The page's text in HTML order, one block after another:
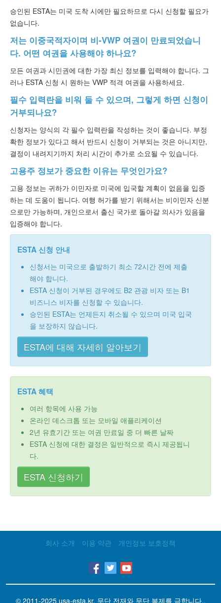
승인된 ESTA는 미국 도착 시에만 필요하므로 다시 신청할 필요가
없습니다.
저는 이중국적자이며 비-VWP 여권이 만료되었습니
다. 어떤 여권을 사용해야 하나요?
모든 여권과 시민권에 대한 가장 최신 정보를 입력해야 합니다. 그
러나 ESTA 신청 시 원하는 VWP 적격 여권을 사용하세요.
필수 입력란을 비워 둘 수 있으며, 그렇게 하면 신청이
거부되나요?
신청자는 양식의 각 필수 입력란을 작성하는 것이 좋습니다. 부정
확한 정보가 있다고 해서 반드시 신청이 거부되는 것은 아니지만,
결정이 내려지기까지 처리 시간이 추가로 소요될 수 있습니다.
고용주 정보가 중요한 이유는 무엇인가요?
고용 정보는 귀하가 이민자로 미국에 입국할 계획이 없음을 입증
하는 데 도움이 됩니다. 여행 허가를 받기 위해서는 비이민자 신분
으로만 가능하며, 개인으로서 출신 국가로 돌아갈 의사가 있음을
입증해야 합니다.
ESTA 신청 안내
신청서는 미국으로 출발하기 최소 72시간 전에 제출
해야 합니다.
ESTA 신청이 거부된 경우에도 B2 관광 비자 또는 B1
비즈니스 비자를 신청할 수 있습니다.
승인된 ESTA는 언제든지 취소될 수 있으며 미국 입국
을 보장하지 않습니다.
ESTA에 대해 자세히 알아보기
ESTA 혜택
여러 항목에 사용 가능
온라인 데스크톱 또는 모바일 애플리케이션
2년 유효기간 또는 여권 만료일 중 더 빠른 날짜
ESTA 신청에 대한 결정은 일반적으로 즉시 제공됩니
다.
ESTA 신청하기
회사 소개 이용 약관 개인정보 보호정책
© 2011-2025 usa-esta.kr. 무단 전재와 무단 복제를 금합니다..